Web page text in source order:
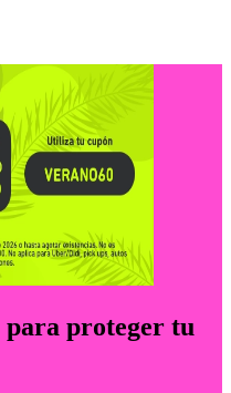
para proteger tu